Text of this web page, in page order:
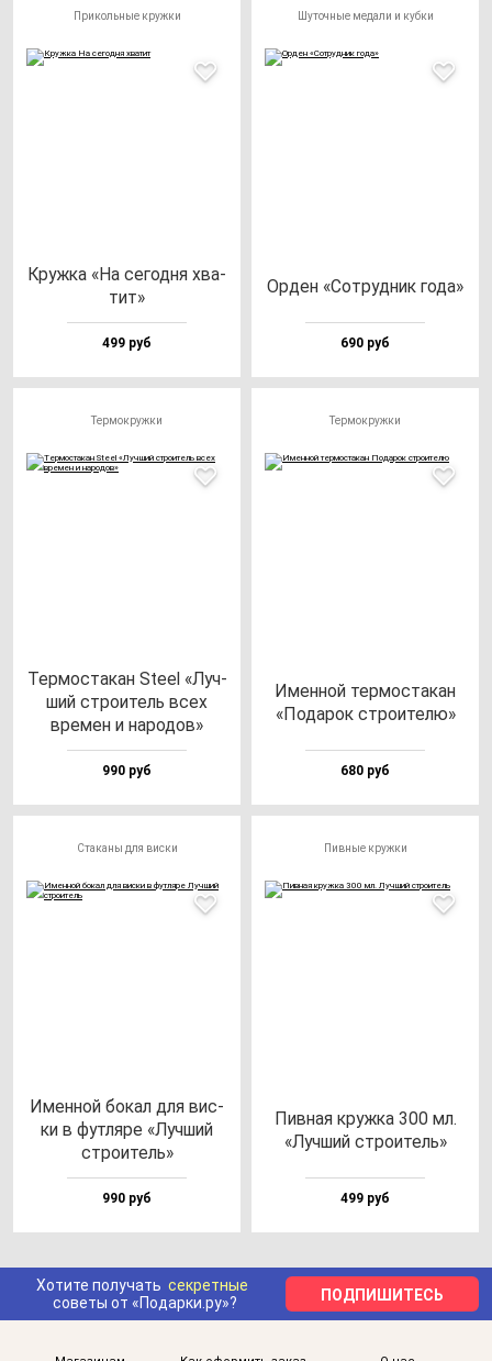
Прикольные кружки
Круж­ка «На се­год­ня хва­
тит»
499 руб
Шуточные медали и кубки
Орден «Сот­руд­ник го­да»
690 руб
Термокружки
Тер­мос­та­кан Ste­el «Луч­
ший стро­итель всех
вре­мен и на­ро­дов»
990 руб
Термокружки
Имен­ной тер­мос­та­кан
«Пода­рок стро­ите­лю»
680 руб
Стаканы для виски
Имен­ной бо­кал для вис­
ки в фут­ля­ре «Луч­ший
стро­итель»
990 руб
Пивные кружки
Пив­ная круж­ка 300 мл.
«Луч­ший стро­итель»
499 руб
Хотите получать секретные
советы от «Подарки.ру»?
ПОДПИШИТЕСЬ